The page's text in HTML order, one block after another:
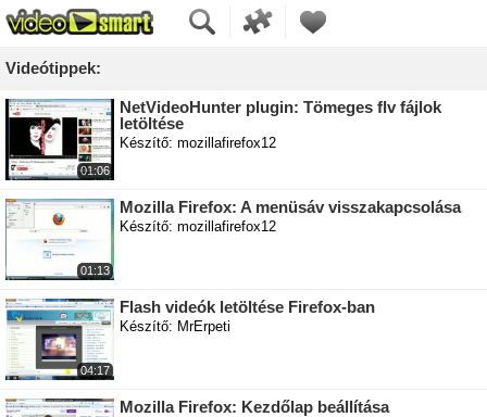
Videótippek:
01:06
NetVideoHunter plugin: Tömeges flv fájlok
letöltése
Készítő: mozillafirefox12
01:13
Mozilla Firefox: A menüsáv visszakapcsolása
Készítő: mozillafirefox12
04:17
Flash videók letöltése Firefox-ban
Készítő: MrErpeti
Mozilla Firefox: Kezdőlap beállítása